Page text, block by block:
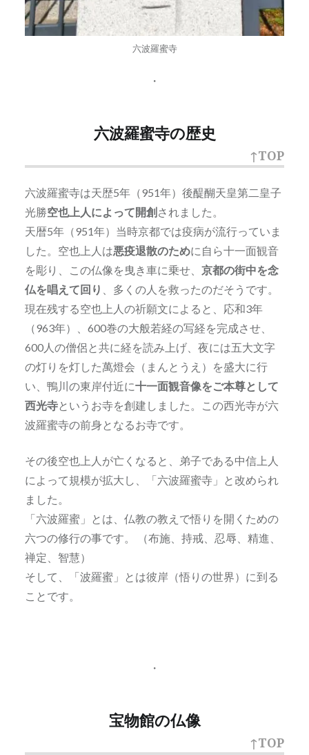
六波羅蜜寺
・
六波羅蜜寺の歴史
↑TOP
六波羅蜜寺は天歴5年（951年）後醍醐天皇第二皇子
光勝空也上人によって開創されました。
天暦5年（951年）当時京都では疫病が流行っていま
した。空也上人は悪疫退散のために自ら十一面観音
を彫り、この仏像を曳き車に乗せ、 京都の街中を念
仏を唱えて回り
、多くの人を救ったのだそうです。
現在残する空也上人の祈願文によると、応和3年
（963年）、600巻の大般若経の写経を完成させ、
600人の僧侶と共に経を読み上げ、夜には五大文字
の灯りを灯した萬燈会（まんとうえ）を盛大に行
い、鴨川の東岸付近に十一面観音像をご本尊として
西光寺というお寺を創建しました。この西光寺が六
波羅蜜寺の前身となるお寺です。
その後空也上人が亡くなると、弟子である中信上人
によって規模が拡大し、「六波羅蜜寺」と改められ
ました。
「六波羅蜜」とは、仏教の教えで悟りを開くための
六つの修行の事です。 （布施、持戒、忍辱、精進、
禅定、智慧）
そして、「波羅蜜」とは彼岸（悟りの世界）に到る
ことです。
・
宝物館の仏像
↑TOP